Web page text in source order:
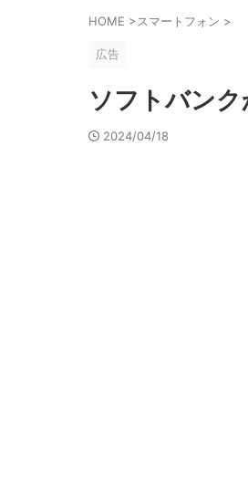
HOME >スマートフォン >
広告
ソフトバン
2024/04/18